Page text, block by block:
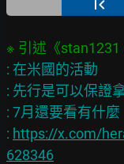
: 在米國的活動
: 先行是可以保證
: 7月還要看有什麼
: https://x.com/
628346